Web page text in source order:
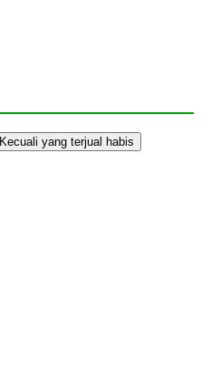
Kecuali yang terjual habis